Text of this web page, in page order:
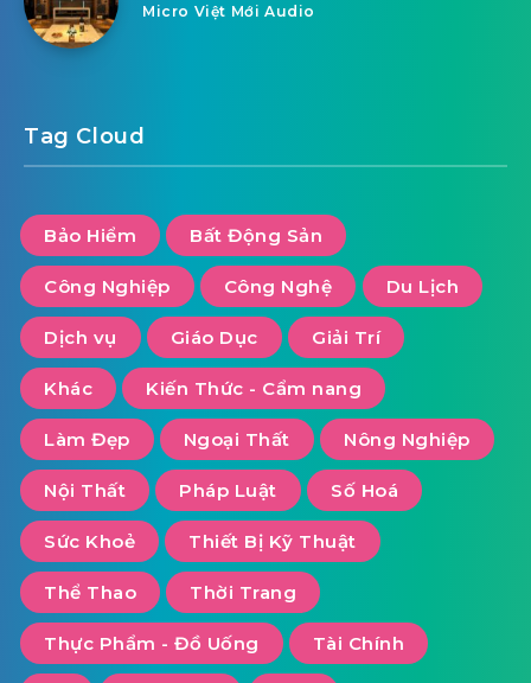
Micro Việt Mới Audio
Tag Cloud
Bảo Hiểm Bất Động Sản
Công Nghiệp Công Nghệ Du Lịch
Dịch vụ Giáo Dục Giải Trí
Khác Kiến Thức - Cẩm nang
Làm Đẹp Ngoại Thất Nông Nghiệp
Nội Thất Pháp Luật Số Hoá
Sức Khoẻ Thiết Bị Kỹ Thuật
Thể Thao Thời Trang
Thực Phẩm - Đồ Uống Tài Chính